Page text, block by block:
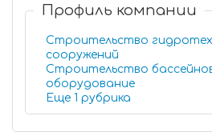
Профиль компании
Строительство
сооружений
Строительство
оборудование
Еще 1 рубрика